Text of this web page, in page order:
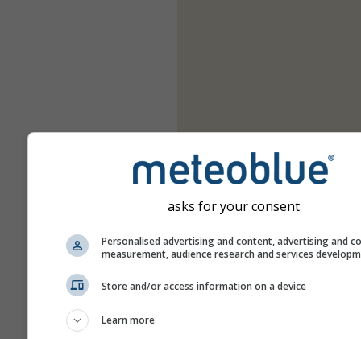
asks for your consent
Personalised advertising and content, advertising and
measurement, audience research and services
Store and/or access information on a device
Learn more